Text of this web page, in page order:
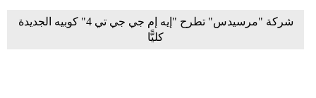
شركة "مرسيدس" تطرح "إيه إم جي جي تي 4" كوبيه الجديدة
كليًّا